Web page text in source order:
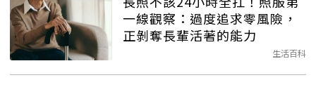
一線觀察：過度追求零風險，
正剝奪長輩活著的能力
生活百科